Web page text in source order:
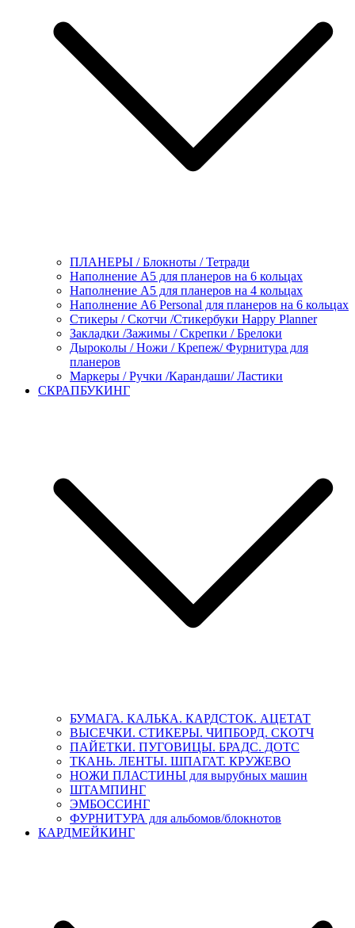
ПЛАНЕРЫ / Блокноты / Тетради
Наполнение А5 для планеров на 6 кольцах
Наполнение А5 для планеров на 4 кольцах
Наполнение А6 Personal для планеров на 6 кольцах
Стикеры / Скотчи /Стикербуки Happy Planner
Закладки /Зажимы / Скрепки / Брелоки
Дыроколы / Ножи / Крепеж/ Фурнитура для
планеров
Маркеры / Ручки /Карандаши/ Ластики
СКРАПБУКИНГ
БУМАГА. КАЛЬКА. КАРДСТОК. АЦЕТАТ
ВЫСЕЧКИ. СТИКЕРЫ. ЧИПБОРД. СКОТЧ
ПАЙЕТКИ. ПУГОВИЦЫ. БРАДС. ДОТС
ТКАНЬ. ЛЕНТЫ. ШПАГАТ. КРУЖЕВО
НОЖИ ПЛАСТИНЫ для вырубных машин
ШТАМПИНГ
ЭМБОССИНГ
ФУРНИТУРА для альбомов/блокнотов
КАРДМЕЙКИНГ